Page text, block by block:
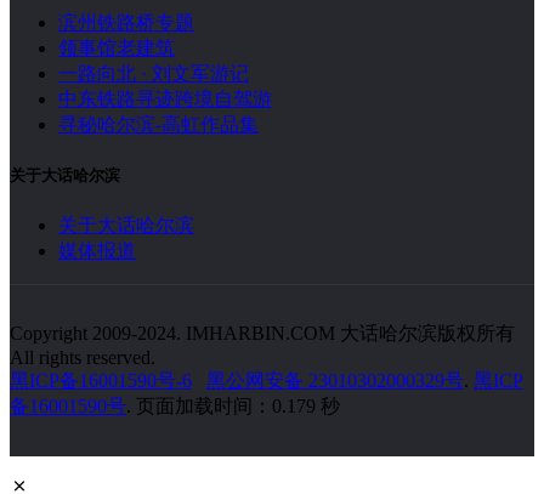
滨州铁路桥专题
领事馆老建筑
一路向北 · 刘文军游记
中东铁路寻迹跨境自驾游
寻秘哈尔滨-高虹作品集
关于大话哈尔滨
关于大话哈尔滨
媒体报道
Copyright 2009-2024. IMHARBIN.COM 大话哈尔滨版权所有
All rights reserved.
黑ICP备16001590号-6
黑公网安备 23010302000329号. 黑ICP
备16001590号. 页面加载时间：0.179 秒